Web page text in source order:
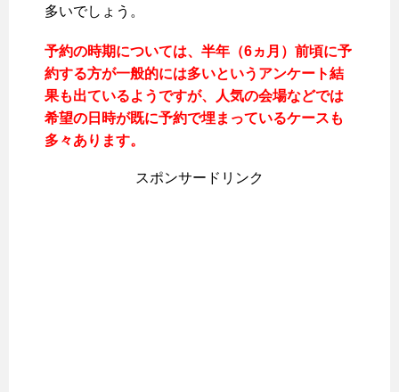
多いでしょう。
予約の時期については、半年（6ヵ月）前頃に予
約する方が一般的には多いというアンケート結
果も出ているようですが、人気の会場などでは
希望の日時が既に予約で埋まっているケースも
多々あります。
スポンサードリンク